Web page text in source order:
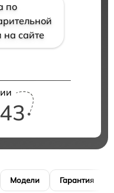
по
на сайте
Модели Гарантия